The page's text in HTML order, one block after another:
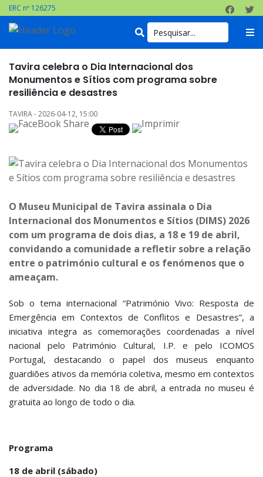
ERC nº 126275
Tavira celebra o Dia Internacional dos
Monumentos e Sítios com programa sobre
resiliência e desastres
TAVIRA - 2026-04-12, 15:00
O Museu Municipal de Tavira assinala o Dia
Internacional dos Monumentos e Sítios (DIMS) 2026
com um programa de dois dias, a 18 e 19 de abril,
convidando a comunidade a refletir sobre a relação
entre o património cultural e os fenómenos que o
ameaçam.
Sob o tema internacional “Património Vivo: Resposta de
Emergência em Contextos de Conflitos e Desastres”, a
iniciativa integra as comemorações coordenadas a nível
nacional pelo Património Cultural, I.P. e pelo ICOMOS
Portugal, destacando o papel dos museus enquanto
guardiões ativos da memória coletiva, mesmo em contextos
de adversidade. No dia 18 de abril, a entrada no museu é
gratuita ao longo de todo o dia.
Programa
18 de abril (sábado)